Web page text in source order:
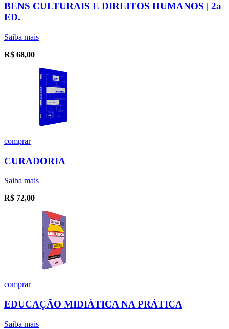
BENS CULTURAIS E DIREITOS HUMANOS | 2a
ED.
Saiba mais
R$ 68,00
comprar
CURADORIA
Saiba mais
R$ 72,00
comprar
EDUCAÇÃO MIDIÁTICA NA PRÁTICA
Saiba mais